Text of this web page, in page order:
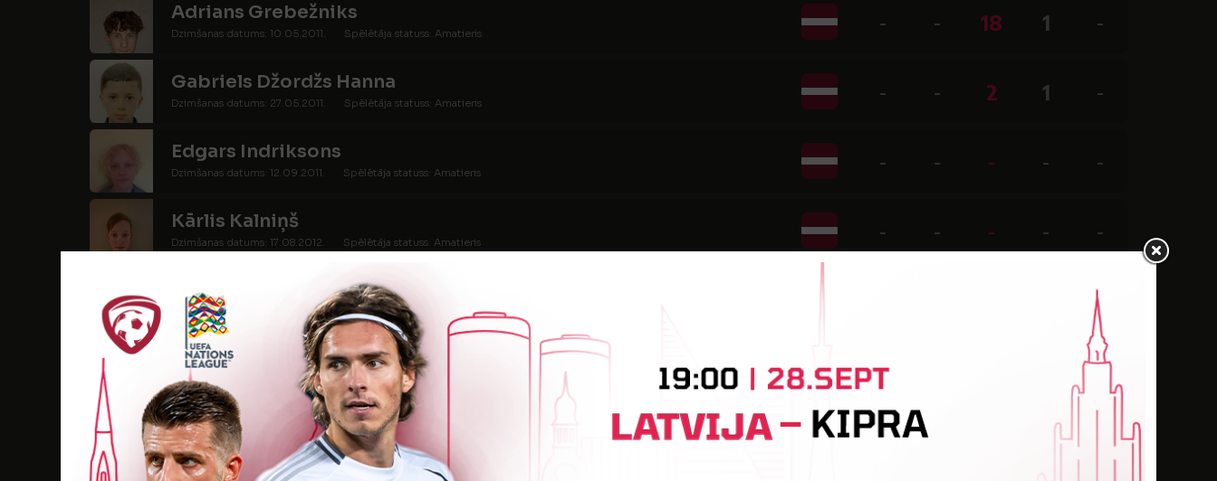
Adrians Grebežniks
Dzimšanas datums: 10.05.2011. Spēlētāja statuss: Amatieris - - 18 1 -
Gabriels Džordžs Hanna
Dzimšanas datums: 27.05.2011. Spēlētāja statuss: Amatieris - - 2 1 -
Edgars Indriksons
Dzimšanas datums: 12.09.2011. Spēlētāja statuss: Amatieris - - - - -
Kārlis Kalniņš
Dzimšanas datums: 17.08.2012. Spēlētāja statuss: Amatieris - - - - -
Linards Kešāns
Dzimšanas datums: 22.12.2011. Spēlētāja statuss: Amatieris -
Krists Emīls Krūmiņš
Dzimšanas datums: 03.02.2013. Spēlētāja statuss: Amatieris - -
Gustavs Kukurītis
Dzimšanas datums: 11.03.2011. Spēlētāja statuss: Amatieris -